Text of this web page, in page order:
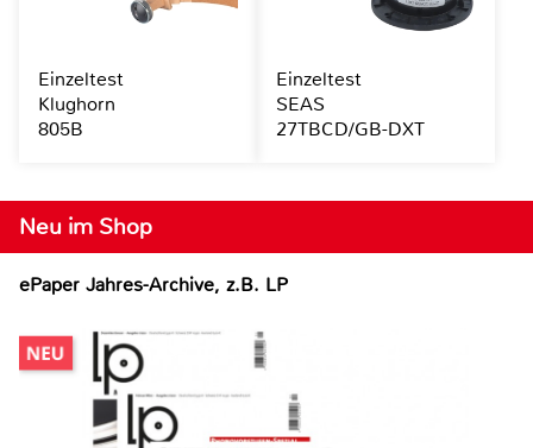
Neu im Shop
ePaper Jahres-Archive, z.B. LP
Einzeltest
Klughorn
805B
Einzeltest
SEAS
27TBCD/GB-DXT